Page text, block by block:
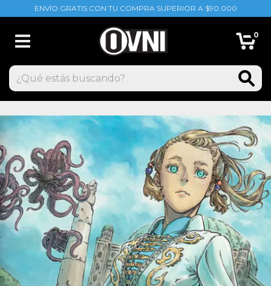
ENVÍO GRATIS CON TU COMPRA SUPERIOR A $90.000
0